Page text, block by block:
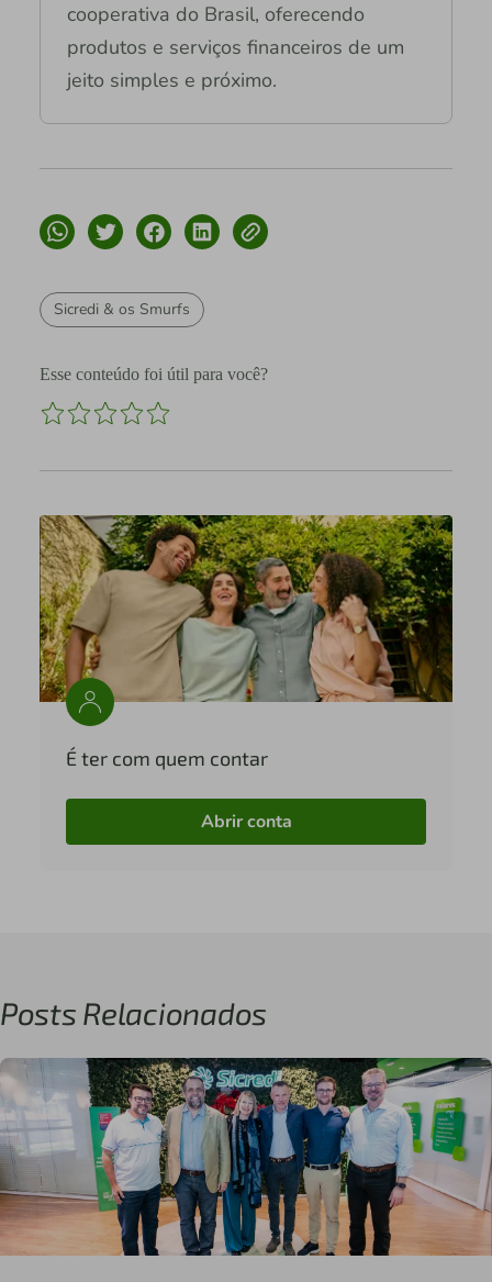
cooperativa do Brasil, oferecendo
produtos e serviços financeiros de um
jeito simples e próximo.
Sicredi & os Smurfs
Esse conteúdo foi útil para você?
É ter com quem contar
Abrir conta
Posts Relacionados